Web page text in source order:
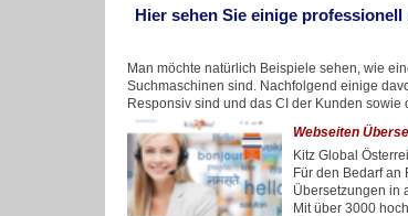
Hier sehen Sie einige
Man möchte natürlich Beispiele sehen, wie
Suchmaschinen sind. Nachfolgend einige
Responsiv sind und das CI der Kunden
Webseiten
Kitz Global
Für den Bedarf
Übersetzungen in
Mit über 3000